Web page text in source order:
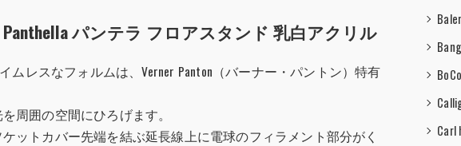
パンテラ フロアスタンド 乳白アクリル
ムレスなフォルムは、Verner Panton（バーナー・パントン）特有
周囲の空間にひろげます。
ットカバー先端を結ぶ延長線上に電球のフィラメント部分がく